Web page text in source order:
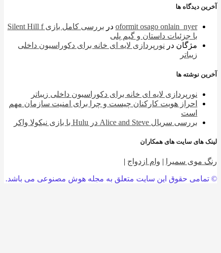
دیدگاه ها
oformit osago onlain_nyerدر
بررسی کامل بازی Silent Hill f
با جزئیات داستان و گیم پلی
مژگاندرنورپردازی لایه ای خانه برای دکوراسیون داخلی
زیباتر
نوشته ها
نورپردازی لایه ای خانه برای دکوراسیون داخلی زیباتر
احراز هویت کارکنان چیست و چرا برای امنیت سازمان مهم
بررسی سریال Alice and Steve در Hulu با بازی نیکولا واکر
های سایت های همکاران
موی سمیرا|وام ازدواج |
حقوق این سایت متعلق به مجله هوش مصنوعی می باشد.